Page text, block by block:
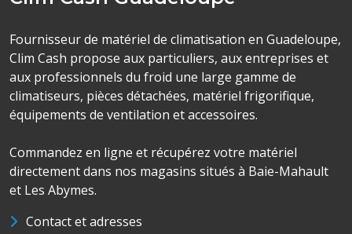
Fournisseur de matériel de climatisation en Guadeloupe,
Clim Cash propose aux particuliers, aux entreprises et
aux professionnels du froid une large gamme de
climatiseurs, pièces détachées, matériel frigorifique,
équipements de ventilation et accessoires.
Commandez en ligne et récupérez votre matériel
directement dans nos magasins situés à Baie-Mahault
et Les Abymes.
Contact et adresses